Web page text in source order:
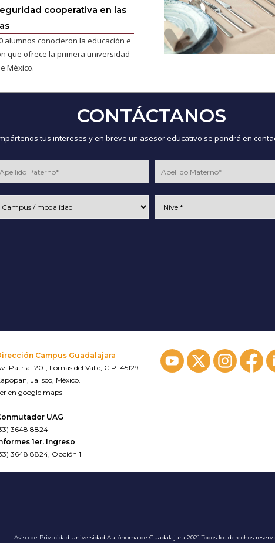
cooperativa en las
alumnos conocieron la educación e
que ofrece la primera universidad
México.
CONTÁCTANOS
tus intereses y en breve un asesor educativo se pondrá en
Campus Guadalajara
Patria 1201, Lomas del Valle, C.P. 45129
Jalisco, México.
en google maps
UAG
3648 8824
1er. Ingreso
3648 8824, Opción 1
Aviso de Privacidad Universidad Autónoma de Guadalajara 2021 Todos los derechos